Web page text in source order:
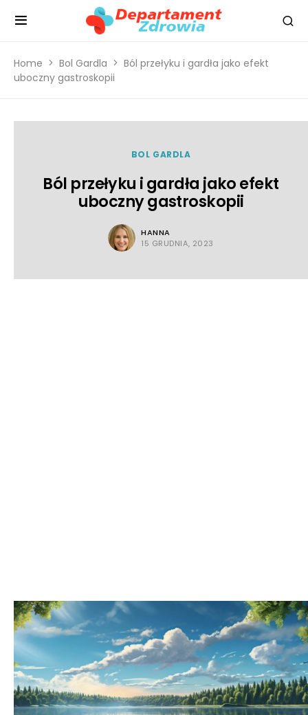
Home Bol Gardla
Ból przełyku i gardła jako efekt
uboczny gastroskopii
BOL GARDLA
Ból przełyku i gardła jako efekt
uboczny gastroskopii
HANNA
15 GRUDNIA, 2023